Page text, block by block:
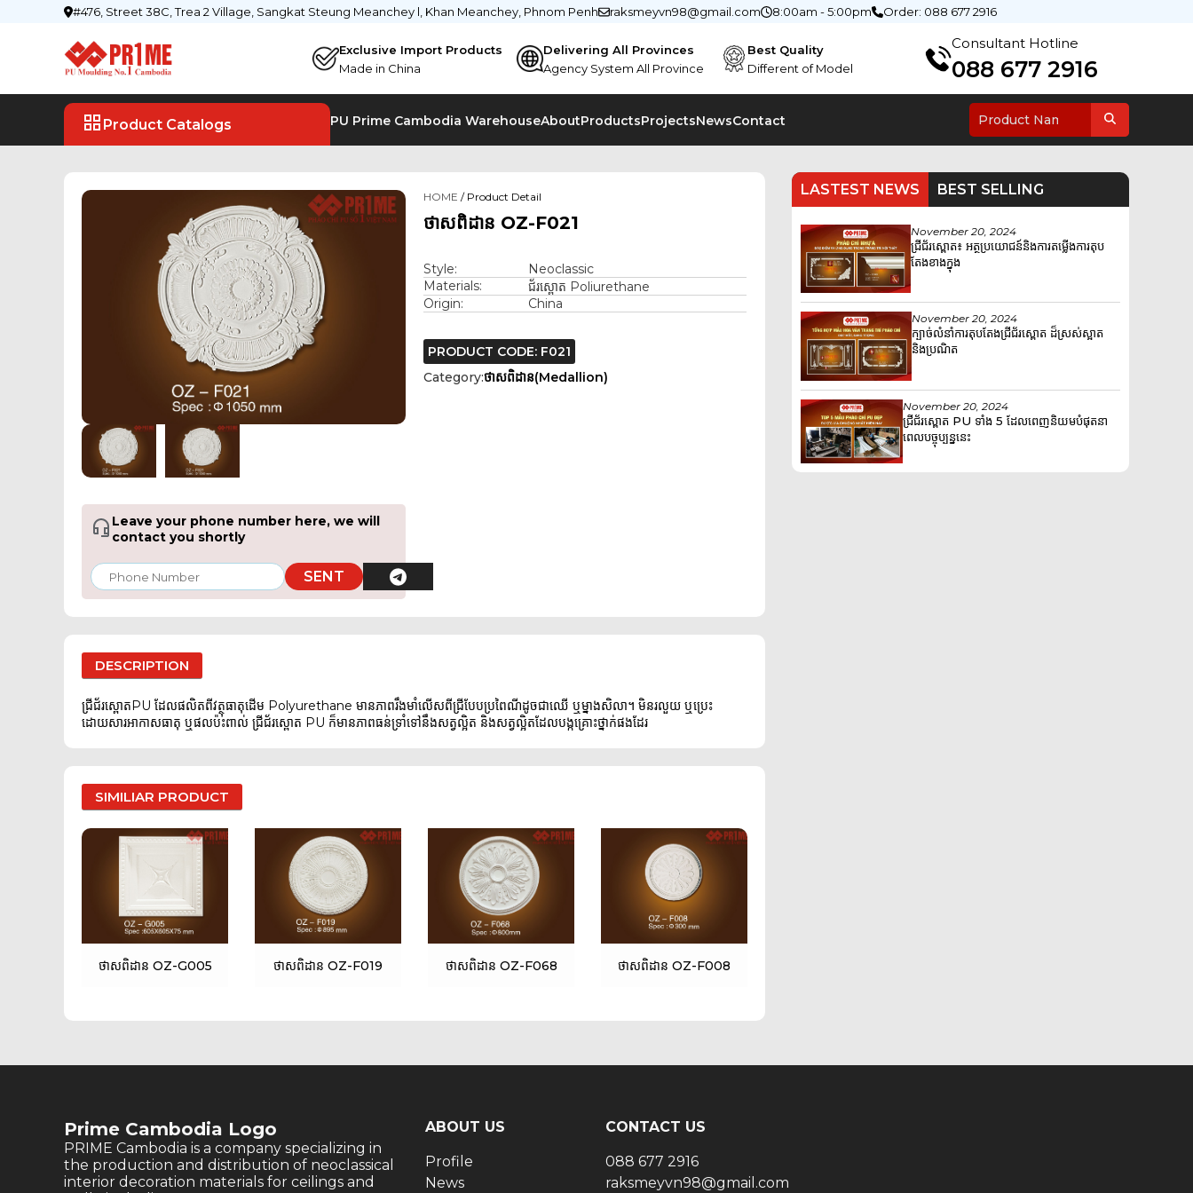
#476, Street 38C, Trea 2 Village, Sangkat Steung Meanchey l, Khan Meanchey, Phnom Penh raksmeyvn98@gmail.com 8:00am - 5:00pm Order: 088 677 2916
Exclusive Import Products
Made in China
Delivering All Provinces
Agency System All Province
Best Quality
Different of Model
Consultant Hotline
088 677 2916
Product Catalogs PU Prime Cambodia WarehouseAboutProductsProjectsNewsContact
Leave your phone number here, we will
contact you shortly
SENT
HOME / Product Detail
ថាសពិដាន OZ-F021
Style:
Neoclassic
Materials:
ជ័រស្ពោត Poliurethane
Origin:
China
PRODUCT CODE: F021
Category:ថាសពិដាន(Medallion)
DESCRIPTION
ជ្រីជ័រស្ពោតPU ដែលផលិតពីវត្ថុធាតុដើម Polyurethane មានភាពរឹងមាំលើសពីជ្រីបែបប្រពៃណីដូចជាឈើ ឬម្នាងសិលា។ មិនរលួយ ឬប្រេះ
ដោយសារអាកាសធាតុ ឬផលប៉ះពាល់ ជ្រីជ័រស្ពោត PU ក៏មានភាពធន់ទ្រាំទៅនឹងសត្វល្អិត និងសត្វល្អិតដែលបង្កគ្រោះថ្នាក់ផងដែរ
SIMILIAR PRODUCT
ថាសពិដាន OZ-G005 ថាសពិដាន OZ-F019 ថាសពិដាន OZ-F068 ថាសពិដាន OZ-F008
LASTEST NEWS BEST SELLING
November 20, 2024
ជ្រីជ័រស្ពោត៖ អត្ថប្រយោជន៍និងការតម្លើងការតុប
តែងខាងក្នុង
November 20, 2024
ក្បាច់លំនាំការតុបតែងជ្រីជ័រស្ពោត ដ៏ស្រស់ស្អាត
និងប្រណិត
November 20, 2024
ជ្រីជ័រស្ពោត PU ទាំង 5 ដែលពេញនិយមបំផុតនា
ពេលបច្ចុប្បន្ននេះ
Prime Cambodia Logo
PRIME Cambodia is a company specializing in
the production and distribution of neoclassical
interior decoration materials for ceilings and
ABOUT US
Profile
News
CONTACT US
088 677 2916
raksmeyvn98@gmail.com